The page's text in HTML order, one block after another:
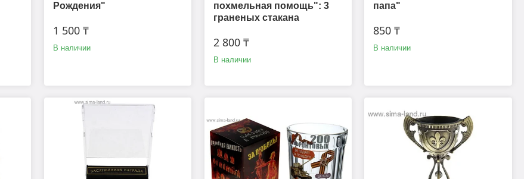
Рождения"
1 500 ₸
В наличии
похмельная помощь": 3
граненых стакана
2 800 ₸
В наличии
папа"
850 ₸
В наличии